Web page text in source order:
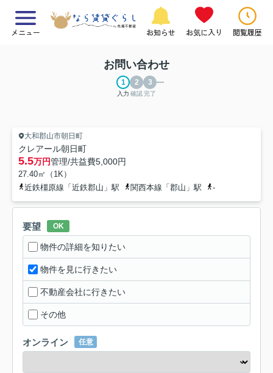
メニュー お知らせ お気に入り 閲覧履歴
お問い合わせ
入力 確認完了
大和郡山市朝日町
クレアール朝日町
5.5万円管理/共益費5,000円
27.40㎡（1K）
近鉄橿原線「近鉄郡山」駅
関西本線「郡山」駅 -
要望 OK
物件の詳細を知りたい
物件を見に行きたい
不動産会社に行きたい
その他
オンライン 任意